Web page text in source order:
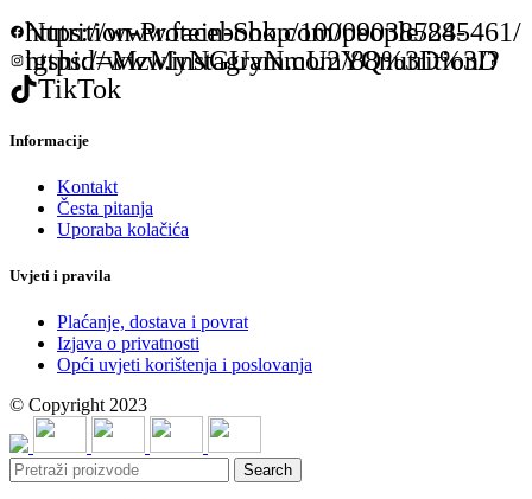
https://www.facebook.com/people/88-Nutrition-Protein-Shop/100090385245461/
https://www.instagram.com/88nutrition/?igshid=MzMyNGUyNmU2YQ%3D%3D
TikTok
Informacije
Kontakt
Česta pitanja
Uporaba kolačića
Uvjeti i pravila
Plaćanje, dostava i povrat
Izjava o privatnosti
Opći uvjeti korištenja i poslovanja
© Copyright 2023
Search